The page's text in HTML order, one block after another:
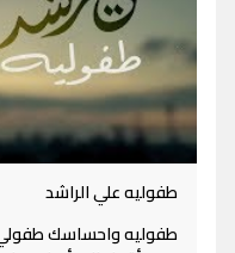
طفوليه علي الراشد
طفوليه واحساسك